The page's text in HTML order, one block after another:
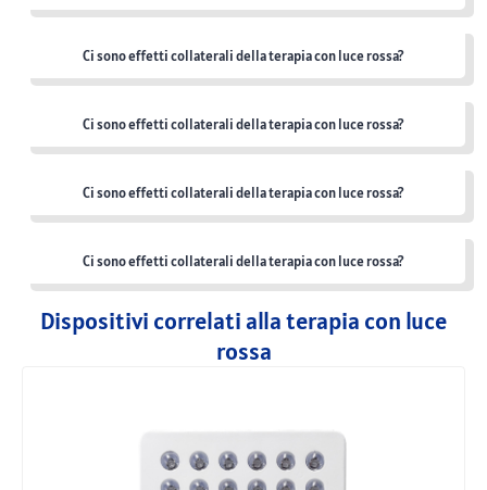
Ci sono effetti collaterali della terapia con luce rossa?
Ci sono effetti collaterali della terapia con luce rossa?
Ci sono effetti collaterali della terapia con luce rossa?
Ci sono effetti collaterali della terapia con luce rossa?
Dispositivi correlati alla terapia con luce
rossa